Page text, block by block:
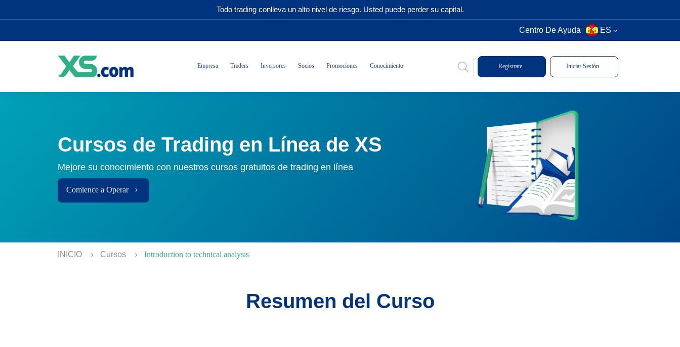
Todo trading conlleva un alto nivel de riesgo. Usted puede perder su capital.
Centro De Ayuda ES
Empresa Traders Inversores Socios Promociones Conocimiento Regístrate Iniciar Sesión
Cursos de Trading en Línea de XS
Mejore su conocimiento con nuestros cursos gratuitos de trading en línea
Comience a Operar
INICIO Cursos Introduction to technical analysis
Resumen del Curso